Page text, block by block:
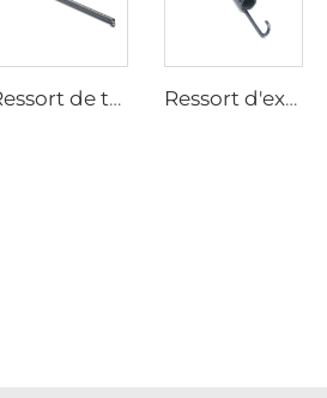
Ressort de traction Hongsheng avec style en fil, en acier inoxydable Ressort d'extension double crochet en spirale métallique petite taille, fabriqué en usine certifiée CE ISO